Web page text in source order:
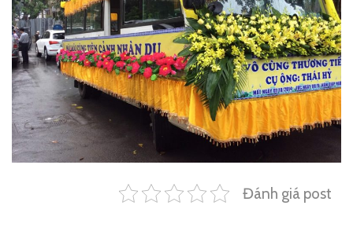
Đánh giá post